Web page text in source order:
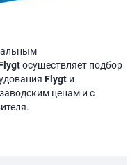
осуществляет подбор
Flygt и
ценам и с